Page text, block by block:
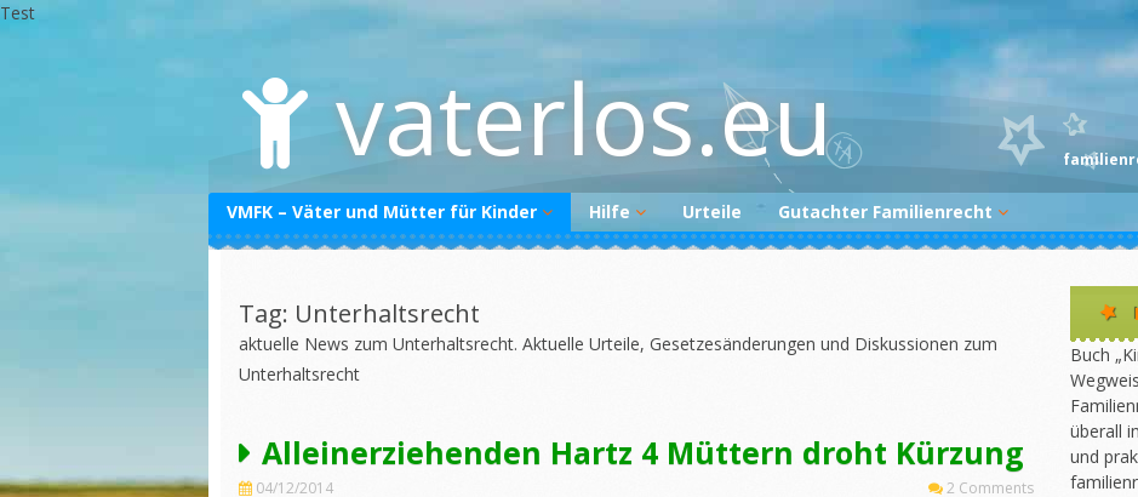
Test
content
vaterlos.eu
VMFK – Väter und Mütter für Kinder
Datenschutzerklärung
Hilfe
Begutachtungsvorbereitung
Newsletter
Urteile
Gutachter Familienrecht
Gutachter melden
Tag: Unterhaltsrecht
aktuelle News zum Unterhaltsrecht. Aktuelle Urteile, Gesetzesänderungen und Diskussionen zum
Unterhaltsrecht
Alleinerziehenden Hartz 4 Müttern droht Kürzung
04/12/2014 2 Comments
Buch
überall
und